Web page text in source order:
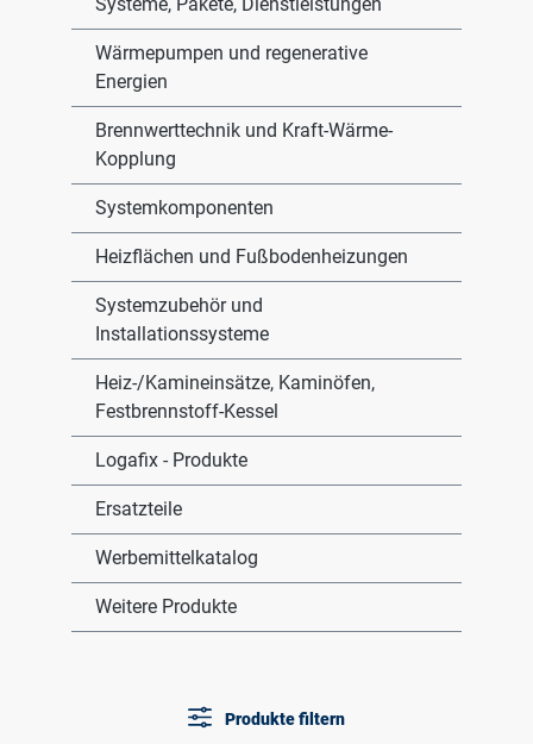
Wärmepumpen und regenerative
Energien
Brennwerttechnik und Kraft-Wärme-
Kopplung
Systemkomponenten
Heizflächen und Fußbodenheizungen
Systemzubehör und
Installationssysteme
Heiz-/Kamineinsätze, Kaminöfen,
Festbrennstoff-Kessel
Logafix - Produkte
Ersatzteile
Werbemittelkatalog
Weitere Produkte
Produkte filtern